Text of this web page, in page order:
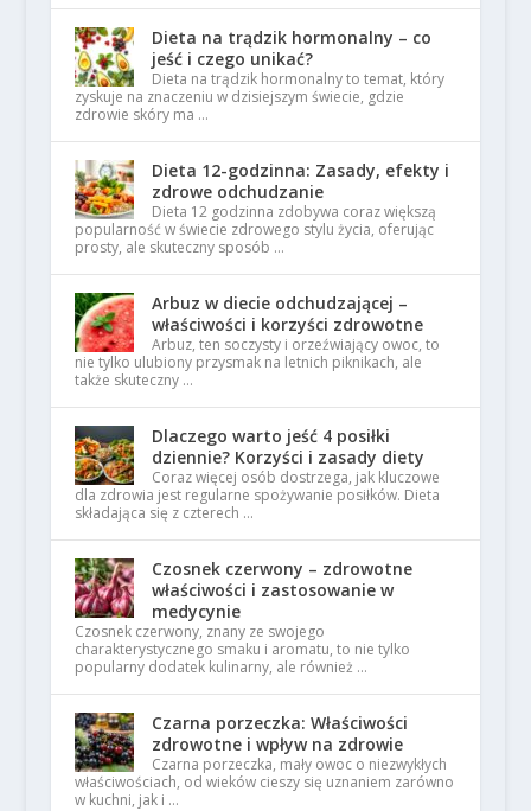
Dieta na trądzik hormonalny – co
jeść i czego unikać?
Dieta na trądzik hormonalny to temat, który
zyskuje na znaczeniu w dzisiejszym świecie, gdzie
zdrowie skóry ma …
Dieta 12-godzinna: Zasady, efekty i
zdrowe odchudzanie
Dieta 12 godzinna zdobywa coraz większą
popularność w świecie zdrowego stylu życia, oferując
prosty, ale skuteczny sposób …
Arbuz w diecie odchudzającej –
właściwości i korzyści zdrowotne
Arbuz, ten soczysty i orzeźwiający owoc, to
nie tylko ulubiony przysmak na letnich piknikach, ale
także skuteczny …
Dlaczego warto jeść 4 posiłki
dziennie? Korzyści i zasady diety
Coraz więcej osób dostrzega, jak kluczowe
dla zdrowia jest regularne spożywanie posiłków. Dieta
składająca się z czterech …
Czosnek czerwony – zdrowotne
właściwości i zastosowanie w
medycynie
Czosnek czerwony, znany ze swojego
charakterystycznego smaku i aromatu, to nie tylko
popularny dodatek kulinarny, ale również …
Czarna porzeczka: Właściwości
zdrowotne i wpływ na zdrowie
Czarna porzeczka, mały owoc o niezwykłych
właściwościach, od wieków cieszy się uznaniem zarówno
w kuchni, jak i …